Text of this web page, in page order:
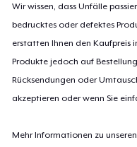
Wir wissen, dass Unfälle
bedrucktes oder defektes
erstatten Ihnen den Kaufpreis
Produkte jedoch auf
Rücksendungen oder
akzeptieren oder wenn Sie
Mehr Informationen zu